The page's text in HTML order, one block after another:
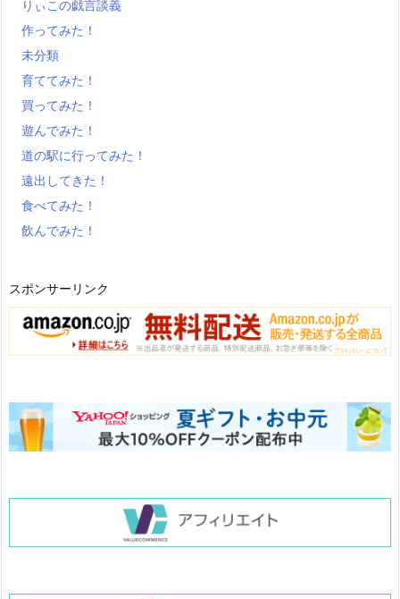
りぃこの戯言談義
作ってみた！
未分類
育ててみた！
買ってみた！
遊んでみた！
道の駅に行ってみた！
遠出してきた！
食べてみた！
飲んでみた！
スポンサーリンク